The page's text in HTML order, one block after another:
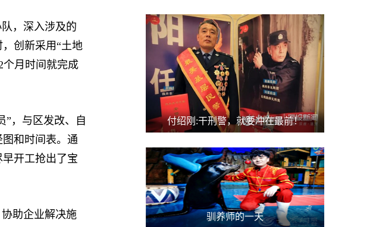
，深入涉及的
创新采用“土地
个月时间就完成
，与区发改、自
和时间表。通
开工抢出了宝
助企业解决施
付绍刚:干刑警，就要冲在最前！
驯养师的一天